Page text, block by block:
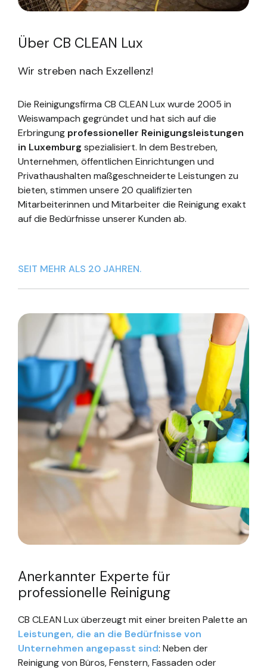
Über CB CLEAN Lux
Wir streben nach Exzellenz!
Die Reinigungsfirma CB CLEAN Lux wurde 2005 in
Weiswampach gegründet und hat sich auf die
Erbringung professioneller Reinigungsleistungen
in Luxemburg spezialisiert. In dem Bestreben,
Unternehmen, öffentlichen Einrichtungen und
Privathaushalten maßgeschneiderte Leistungen zu
bieten, stimmen unsere 20 qualifizierten
Mitarbeiterinnen und Mitarbeiter die Reinigung exakt
auf die Bedürfnisse unserer Kunden ab.
SEIT MEHR ALS 20 JAHREN.
Anerkannter Experte für
professionelle Reinigung
CB CLEAN Lux überzeugt mit einer breiten Palette an
Leistungen, die an die Bedürfnisse von
Unternehmen angepasst sind: Neben der
Reinigung von Büros, Fenstern, Fassaden oder